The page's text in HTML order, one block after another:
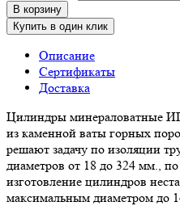
В корзину
Купить в один клик
Описание
Сертификаты
Доставка
Цилиндры минераловатные
из каменной ваты горных
решают задачу по изоляции
диаметров от 18 до 324 мм.,
изготовление цилиндров
максимальным диаметром до